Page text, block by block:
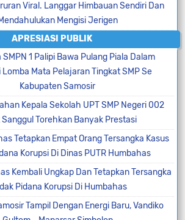
Viral. Langgar Himbauan Sendiri Dan
Mengisi Jerigen
APRESIASI PUBLIK
SMPN 1 Palipi Bawa Pulang Piala Dalam
Lomba Mata Pelajaran Tingkat SMP Se
Kabupaten Samosir
Kepala Sekolah UPT SMP Negeri 002
Sanggul Torehkan Banyak Prestasi
Tetapkan Empat Orang Tersangka Kasus
Korupsi Di Dinas PUTR Humbahas
Kembali Ungkap Dan Tetapkan Tersangka
Pidana Korupsi Di Humbahas
Tampil Dengan Energi Baru, Vandiko